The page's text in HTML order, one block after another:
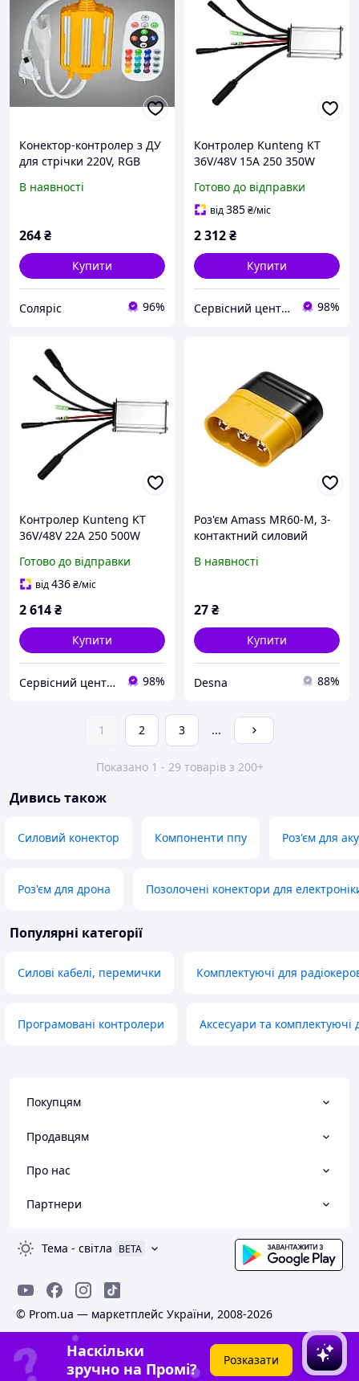
Конектор-контролер з ДУ
для стрічки 220V, RGB
В наявності
264₴
Купити
Соляріс 96%
Контролер Kunteng KT
36V/48V 15A 250 350W
конектори, для
електровелосипеда
Готово до відправки
від385₴/міс
2 312₴
Купити
Сервісний центр Екран 98%
Контролер Kunteng KT
36V/48V 22A 250 500W
конектори для
електровелосипеда,
Готово до відправки
від436₴/міс
2 614₴
Купити
Сервісний центр Екран 98%
Роз'єм Amass MR60-M, 3-
контактний силовий
позолоченими
пристроїв, акумуляторів
В наявності
27₴
Купити
Desna 88%
1 2 3 ...
Показано 1 - 29 товарів з 200+
Дивись також
Силовий конектор Компоненти ппу Роз'єм для
Роз'єм для дрона Позолочені конектори для
Популярні категорії
Силові кабелі, перемички Комплектуючі для
Програмовані контролери Аксесуари та комплектуючі
Покупцям
Продавцям
Про нас
Партнери
Тема - світла BETA
© Prom.ua — маркетплейс України, 2008-2026
Наскільки
зручно на Промі?
Розказати